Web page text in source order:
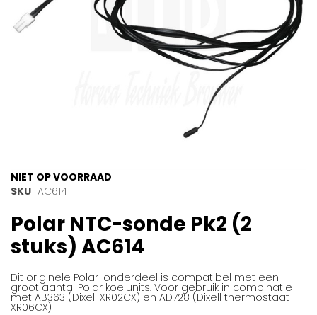
Ga
naar
begin
van
de
afbeeldingen-
gallerij
NIET OP VOORRAAD
SKU AC614
Polar NTC-sonde Pk2 (2
stuks) AC614
Dit originele Polar-onderdeel is compatibel met een
groot aantal Polar koelunits. Voor gebruik in combinatie
met AB363 (Dixell XR02CX) en AD728 (Dixell thermostaat
XR06CX)